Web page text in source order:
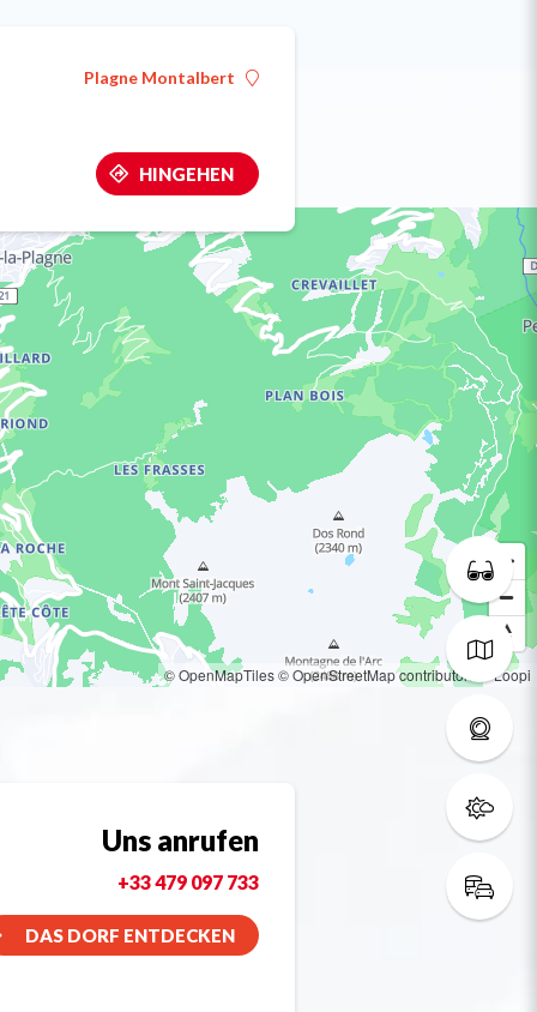
Plagne Montalbert
HINGEHEN
© OpenMapTiles© OpenStreetMap contributors © Loopi
Uns anrufen
+33 479 097 733
DAS DORF ENTDECKEN